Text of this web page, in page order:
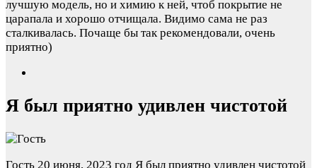
лучшую модель, но и химию к ней, чтоб покрытие не
царапала и хорошо отчищала. Видимо сама не раз
сталкивалась. Почаще бы так рекомендовали, очень
приятно)
Я был приятно удивлен чистотой
Гость 20 июня, 2023 год Я был приятно удивлен чистотой